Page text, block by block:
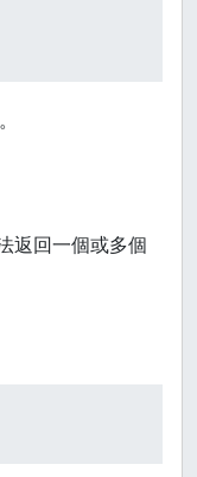
。
返回一個或多個